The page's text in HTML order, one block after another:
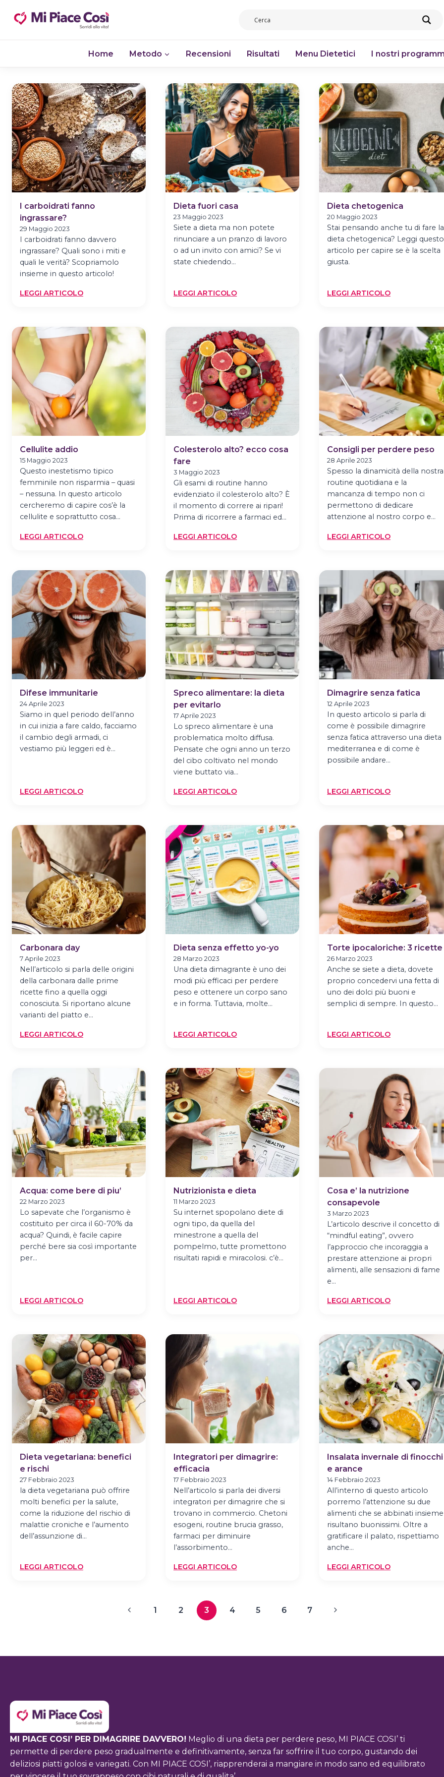
Home Metodo Recensioni Risultati Menu Dietetici I nostri
I carboidrati fanno
ingrassare?
29 Maggio 2023
I carboidrati fanno davvero
ingrassare? Quali sono i miti e
quali le verità? Scopriamolo
insieme in questo articolo!
LEGGI ARTICOLO:
FANNO
INGRASSARE?
Dieta fuori casa
23 Maggio 2023
Siete a dieta ma non potete
rinunciare a un pranzo di lavoro
o ad un invito con amici? Se vi
state chiedendo…
LEGGI ARTICOLO:
CASA
Dieta chetogenica
20 Maggio 2023
Stai pensando anche tu di fare la
dieta chetogenica? Leggi questo
articolo per capire se è la scelta
giusta.
LEGGI ARTICOLO:
Cellulite addio
15 Maggio 2023
Questo inestetismo tipico
femminile non risparmia – quasi
– nessuna. In questo articolo
cercheremo di capire cos’è la
cellulite e soprattutto cosa…
LEGGI ARTICOLO:
Colesterolo alto? ecco cosa
fare
3 Maggio 2023
Gli esami di routine hanno
evidenziato il colesterolo alto? È
il momento di correre ai ripari!
Prima di ricorrere a farmaci ed…
LEGGI ARTICOLO:
ECCO
COSA
FARE
Consigli per perdere peso
28 Aprile 2023
Spesso la dinamicità della nostra
routine quotidiana e la
mancanza di tempo non ci
permettono di dedicare
attenzione al nostro corpo e…
LEGGI ARTICOLO:
PERDERE
PESO
Difese immunitarie
24 Aprile 2023
Siamo in quel periodo dell’anno
in cui inizia a fare caldo, facciamo
il cambio degli armadi, ci
vestiamo più leggeri ed è…
LEGGI ARTICOLO:
Spreco alimentare: la dieta
per evitarlo
17 Aprile 2023
Lo spreco alimentare è una
problematica molto diffusa.
Pensate che ogni anno un terzo
del cibo coltivato nel mondo
viene buttato via…
LEGGI ARTICOLO:
LA
DIETA
PER
EVITARLO
Dimagrire senza fatica
12 Aprile 2023
In questo articolo si parla di
come è possibile dimagrire
senza fatica attraverso una dieta
mediterranea e di come è
possibile andare…
LEGGI ARTICOLO:
FATICA
Carbonara day
7 Aprile 2023
Nell’articolo si parla delle origini
della carbonara dalle prime
ricette fino a quella oggi
conosciuta. Si riportano alcune
varianti del piatto e…
LEGGI ARTICOLO:
Dieta senza effetto yo-yo
28 Marzo 2023
Una dieta dimagrante è uno dei
modi più efficaci per perdere
peso e ottenere un corpo sano
e in forma. Tuttavia, molte…
LEGGI ARTICOLO:
EFFETTO
YO-
YO
Torte ipocaloriche: 3 ricette
26 Marzo 2023
Anche se siete a dieta, dovete
proprio concedervi una fetta di
uno dei dolci più buoni e
semplici di sempre. In questo…
LEGGI ARTICOLO:
3
RICETTE
Acqua: come bere di piu’
22 Marzo 2023
Lo sapevate che l’organismo è
costituito per circa il 60-70% da
acqua? Quindi, è facile capire
perché bere sia così importante
per…
LEGGI ARTICOLO:
BERE
DI
PIU’
Nutrizionista e dieta
11 Marzo 2023
Su internet spopolano diete di
ogni tipo, da quella del
minestrone a quella del
pompelmo, tutte promettono
risultati rapidi e miracolosi. c’è…
LEGGI ARTICOLO:
Cosa e’ la nutrizione
consapevole
3 Marzo 2023
L’articolo descrive il concetto di
“mindful eating”, ovvero
l’approccio che incoraggia a
prestare attenzione ai propri
alimenti, alle sensazioni di fame
e…
LEGGI ARTICOLO:
LA
NUTRIZIONE
Dieta vegetariana: benefici
e rischi
27 Febbraio 2023
la dieta vegetariana può offrire
molti benefici per la salute,
come la riduzione del rischio di
malattie croniche e l’aumento
dell’assunzione di…
LEGGI ARTICOLO:
Integratori per dimagrire:
efficacia
17 Febbraio 2023
Nell’articolo si parla dei diversi
integratori per dimagrire che si
trovano in commercio. Chetoni
esogeni, routine brucia grasso,
farmaci per diminuire
l’assorbimento…
LEGGI ARTICOLO:
EFFICACIA
Insalata invernale di finocchi
e arance
14 Febbraio 2023
All’interno di questo articolo
porremo l’attenzione su due
alimenti che se abbinati insieme
risultano buonissimi. Oltre a
gratificare il palato, rispettiamo
anche…
LEGGI ARTICOLO:
Pagina
1 2 3 4 5 6 7
Pagina
MI PIACE COSI’ PER DIMAGRIRE DAVVERO! Meglio di una dieta per perdere peso, MI PIACE COSI’ ti
permette di perdere peso gradualmente e definitivamente, senza far soffrire il tuo corpo, gustando dei
deliziosi piatti golosi e variegati. Con MI PIACE COSI’, riapprenderai a mangiare in modo sano ed equilibrato